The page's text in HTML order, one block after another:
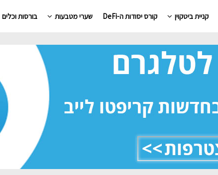
קניית ביטקוין קורס יסודות ה-DeFi שערי מטבעות בורסות וכלים